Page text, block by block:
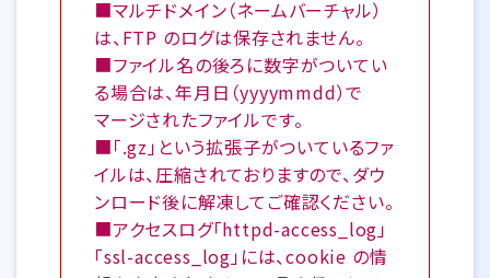
■マルチドメイン（ネームバーチャル）
は、FTP のログは保存されません。
■ファイル名の後ろに数字がついてい
る場合は、年月日（yyyymmdd）で
マージされたファイルです。
■「.gz」という拡張子がついているファ
イルは、圧縮されておりますので、ダウ
ンロード後に解凍してご確認ください。
■アクセスログ「httpd-access_log」
「ssl-access_log」には、cookie の情